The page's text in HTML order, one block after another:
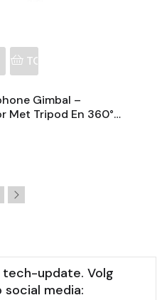
TOEVOEGEN AAN
Gimbal –
Met Tripod En 360°
tech-update. Volg
social media: